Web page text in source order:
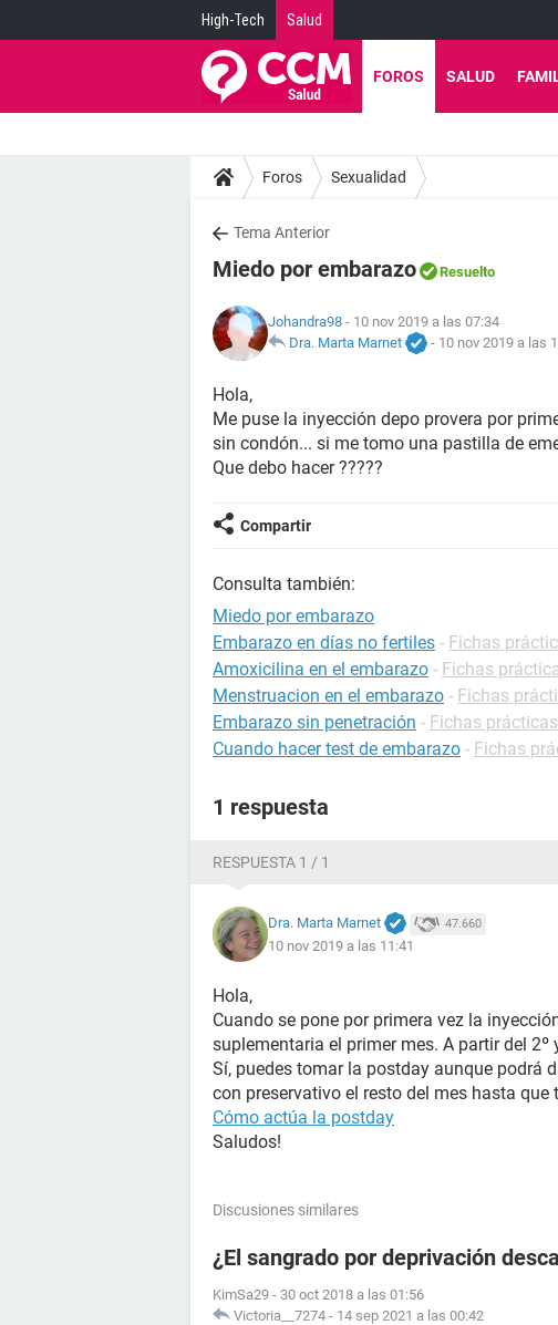
High-Tech Salud
FOROS SALUD
Foros Sexualidad
Tema Anterior
Miedo por embarazo Resuelto
Johandra98 - 10 nov 2019 a las 07:34
Dra. Marta Marnet
- 10 nov 2019 a las
Hola,
Me puse la inyección depo provera por
sin condón... si me tomo una pastilla de
Que debo hacer ?????
Compartir
Consulta también:
Miedo por embarazo
Embarazo en días no fertiles - Fichas
Amoxicilina en el embarazo - Fichas
Menstruacion en el embarazo - Fichas
Embarazo sin penetración - Fichas
Cuando hacer test de embarazo - Fichas
1 respuesta
RESPUESTA 1 / 1
Dra. Marta Marnet 47.660
10 nov 2019 a las 11:41
Hola,
Cuando se pone por primera vez la
suplementaria el primer mes. A partir del
Sí, puedes tomar la postday aunque podrá
con preservativo el resto del mes hasta que
Cómo actúa la postday
Saludos!
Discusiones similares
¿El sangrado por deprivación
KimSa29 - 30 oct 2018 a las 01:56
Victoria__7274 - 14 sep 2021 a las 00:42